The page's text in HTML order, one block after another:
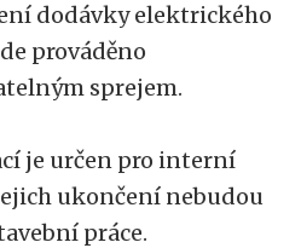
dodávky elektrického
prováděno
sprejem.
je určen pro interní
ukončení nebudou
práce.